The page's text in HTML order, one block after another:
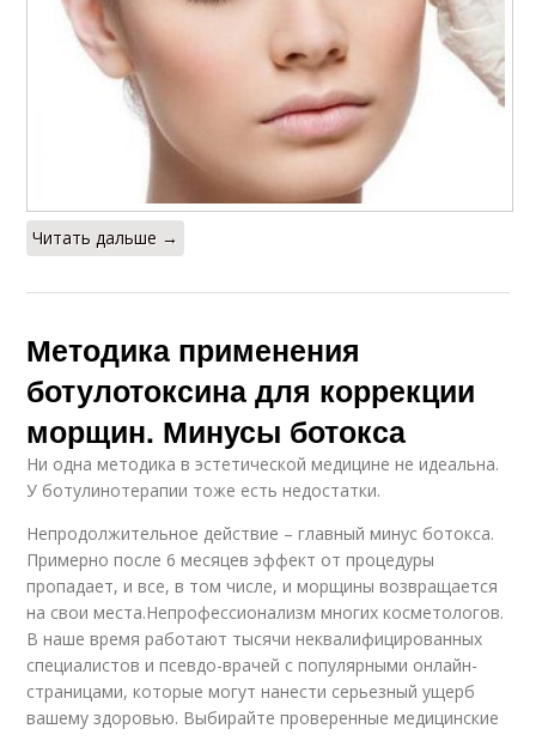
Читать дальше →
Методика применения
ботулотоксина для коррекции
морщин. Минусы ботокса
Ни одна методика в эстетической медицине не идеальна.
У ботулинотерапии тоже есть недостатки.
Непродолжительное действие – главный минус ботокса.
Примерно после 6 месяцев эффект от процедуры
пропадает, и все, в том числе, и морщины возвращается
на свои места.Непрофессионализм многих косметологов.
В наше время работают тысячи неквалифицированных
специалистов и псевдо-врачей с популярными онлайн-
страницами, которые могут нанести серьезный ущерб
вашему здоровью. Выбирайте проверенные медицинские